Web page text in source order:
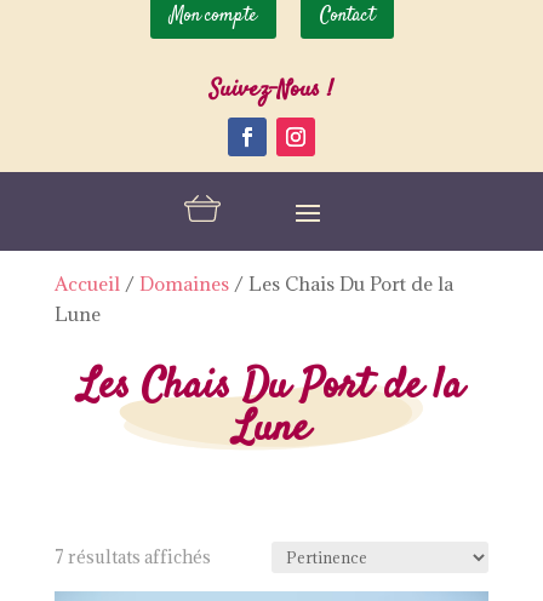
Mon compte Contact
Suivez-Nous !
Accueil / Domaines/ Les Chais Du Port de la
Lune
Les Chais Du Port de la
Lune
7 résultats affichés